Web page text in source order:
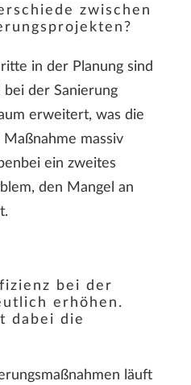
zwischen
in der Planung sind
der Sanierung
erweitert, was die
massiv
ein zweites
den Mangel an
bei der
erhöhen.
dabei die
läuft